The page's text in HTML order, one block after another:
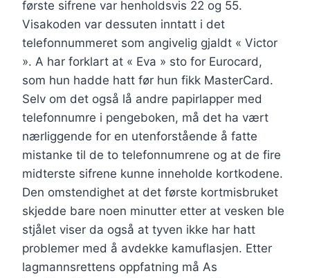
første sifrene var henholdsvis 22 og 55.
Visakoden var dessuten inntatt i det
telefonnummeret som angivelig gjaldt « Victor
». A har forklart at « Eva » sto for Eurocard,
som hun hadde hatt før hun fikk MasterCard.
Selv om det også lå andre papirlapper med
telefonnumre i pengeboken, må det ha vært
nærliggende for en utenforstående å fatte
mistanke til de to telefonnumrene og at de fire
midterste sifrene kunne inneholde kortkodene.
Den omstendighet at det første kortmisbruket
skjedde bare noen minutter etter at vesken ble
stjålet viser da også at tyven ikke har hatt
problemer med å avdekke kamuflasjen. Etter
lagmannsrettens oppfatning må As